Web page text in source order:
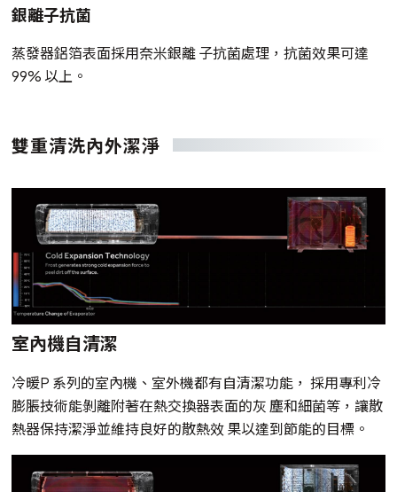
銀離子抗菌
蒸發器鋁箔表面採用奈米銀離 子抗菌處理，抗菌效果可達
99% 以上。
雙重清洗內外潔淨
室內機自清潔
冷暖P 系列的室內機、室外機都有自清潔功能， 採用專利冷
膨脹技術能剝離附著在熱交換器表面的灰 塵和細菌等，讓散
熱器保持潔淨並維持良好的散熱效 果以達到節能的目標。